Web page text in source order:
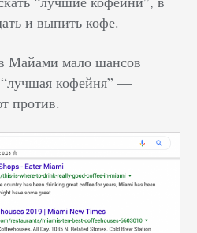
и выпить кофе.
Майами мало шансов
кофейня” —
против.